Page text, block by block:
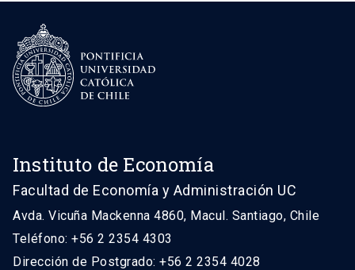
Instituto de Economía
Facultad de Economía y Administración UC
Avda. Vicuña Mackenna 4860, Macul. Santiago, Chile
Teléfono: +56 2 2354 4303
Dirección de Postgrado: +56 2 2354 4028